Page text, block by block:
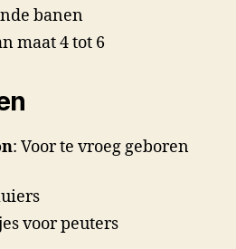
banen
maat 4 tot 6
: Voor te vroeg geboren
voor peuters